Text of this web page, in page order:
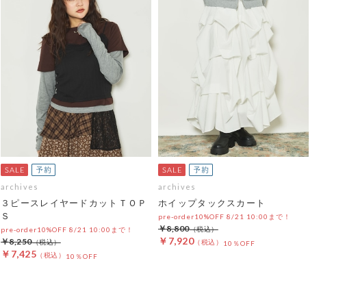
archives
３ピースレイヤードカットＴＯＰ
Ｓ
pre-order10%OFF 8/21 10:00まで！
￥7,425 10％OFF
￥8,250
archives
ホイップタックスカート
pre-order10%OFF 8/21 10:00まで！
￥7,920 10％OFF
￥8,800